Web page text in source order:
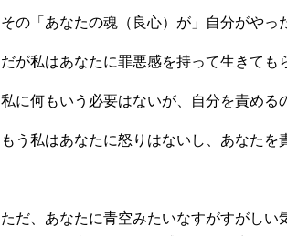
その「あなたの魂（良心）が」自分がやっ
だが私はあなたに罪悪感を持って生きても
私に何もいう必要はないが、自分を責める
もう私はあなたに怒りはないし、あなたを
ただ、あなたに青空みたいなすがすがし